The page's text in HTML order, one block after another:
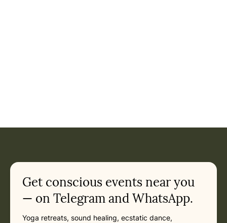
Get conscious events near you
— on Telegram and WhatsApp.
Yoga retreats, sound healing, ecstatic dance,